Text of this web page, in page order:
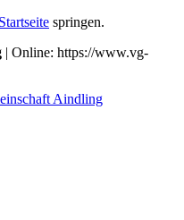
springen.
| Online: https://www.vg-